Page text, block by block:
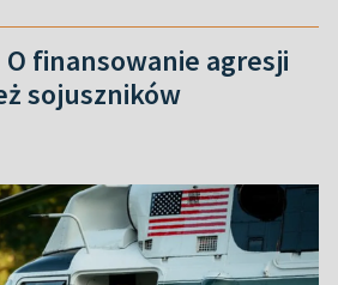
finansowanie agresji
sojuszników